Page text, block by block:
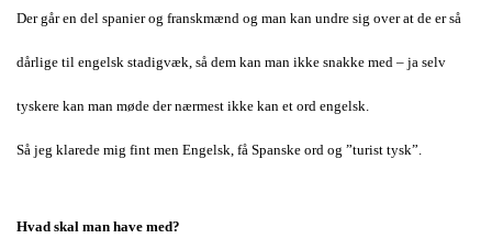
Der går en del spanier og franskmænd og man kan undre sig over at de er så
dårlige til engelsk stadigvæk, så dem kan man ikke snakke med – ja selv
tyskere kan man møde der nærmest ikke kan et ord engelsk.
Så jeg klarede mig fint men Engelsk, få Spanske ord og ”turist tysk”.
Hvad skal man have med?